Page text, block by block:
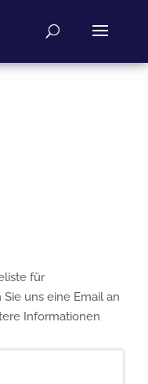
für
uns eine Email an
Informationen